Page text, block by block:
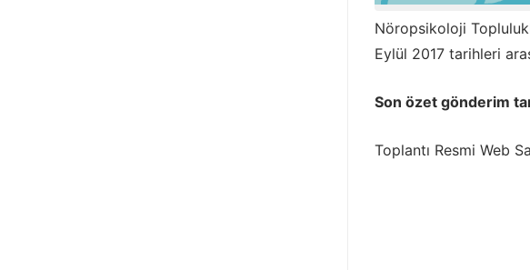
Nöropsikoloji
Eylül 2017 tarihleri
Son özet gönderim
Toplantı Resmi Web